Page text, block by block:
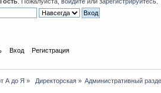
Вход Регистрация
А до Я » Директорская» Административный